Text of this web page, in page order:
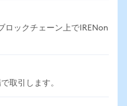
ロックチェーン上でIRENon
取引します。